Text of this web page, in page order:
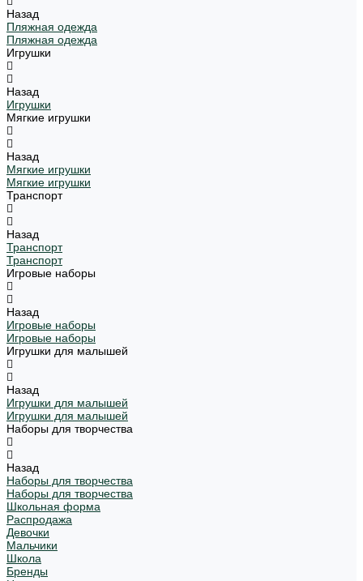
Назад
Пляжная одежда
Пляжная одежда
Игрушки
Назад
Игрушки
Мягкие игрушки
Назад
Мягкие игрушки
Мягкие игрушки
Транспорт
Назад
Транспорт
Транспорт
Игровые наборы
Назад
Игровые наборы
Игровые наборы
Игрушки для малышей
Назад
Игрушки для малышей
Игрушки для малышей
Наборы для творчества
Назад
Наборы для творчества
Наборы для творчества
Школьная форма
Распродажа
Девочки
Мальчики
Школа
Бренды